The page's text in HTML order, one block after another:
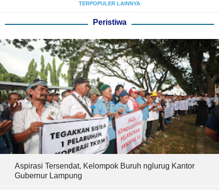
TERPOPULER LAINNYA
Peristiwa
Aspirasi Tersendat, Kelompok Buruh nglurug Kantor
Gubernur Lampung